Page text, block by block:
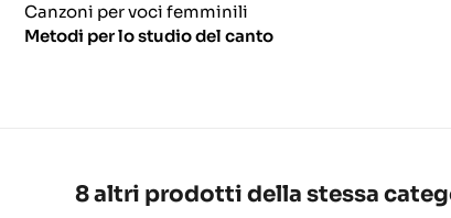
Canzoni per voci femminili
Metodi per lo studio del canto
8 altri prodotti della stessa